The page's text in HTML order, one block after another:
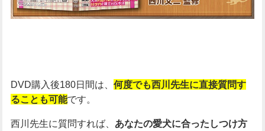
DVD購入後180日間は、 何度でも西川先生に直接質問す
ることも可能です。
西川先生に質問すれば、
あなたの愛犬に合ったしつけ方